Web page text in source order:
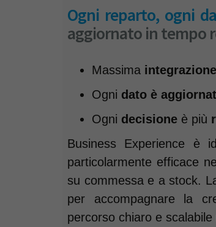
Ogni reparto, ogni
aggiornato in tempo
Massima
Ogni dato è
Ogni decisione è più
Business Experience è
particolarmente efficace
su commessa e a stock.
per accompagnare la
percorso chiaro e scalabile